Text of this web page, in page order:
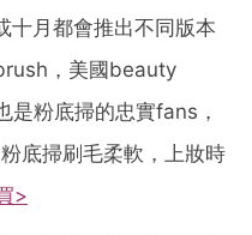
月都會推出不同版本
，美國beauty
粉底掃的忠實fans，
底掃刷毛柔軟，上妝時
>